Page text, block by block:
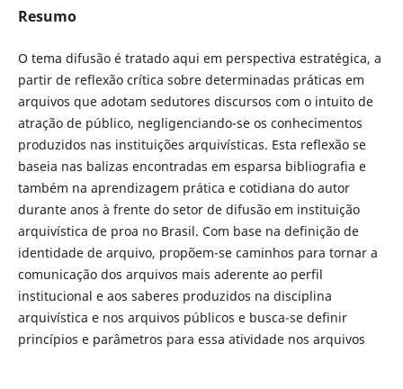
Resumo
O tema difusão é tratado aqui em perspectiva estratégica, a
partir de reflexão crítica sobre determinadas práticas em
arquivos que adotam sedutores discursos com o intuito de
atração de público, negligenciando-se os conhecimentos
produzidos nas instituições arquivísticas. Esta reflexão se
baseia nas balizas encontradas em esparsa bibliografia e
também na aprendizagem prática e cotidiana do autor
durante anos à frente do setor de difusão em instituição
arquivística de proa no Brasil. Com base na definição de
identidade de arquivo, propõem-se caminhos para tornar a
comunicação dos arquivos mais aderente ao perfil
institucional e aos saberes produzidos na disciplina
arquivística e nos arquivos públicos e busca-se definir
princípios e parâmetros para essa atividade nos arquivos